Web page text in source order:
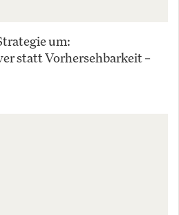
um:
statt Vorhersehbarkeit –